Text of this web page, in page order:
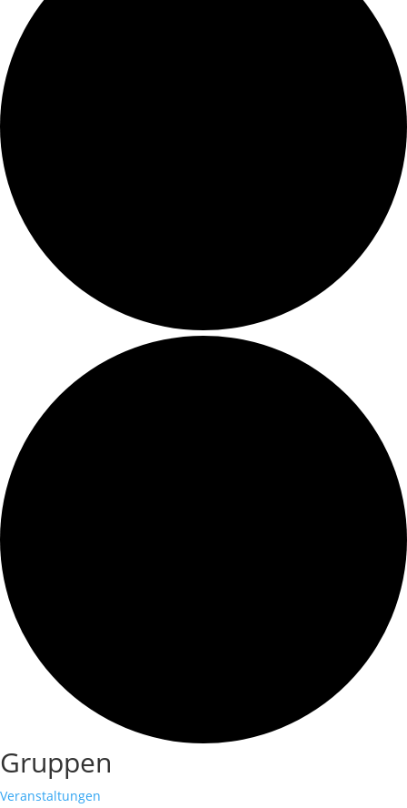
Gruppen
Veranstaltungen